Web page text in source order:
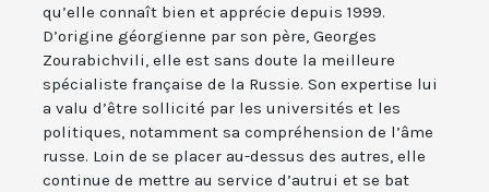
qu’elle connaît bien et apprécie depuis 1999.
D’origine géorgienne par son père, Georges
Zourabichvili, elle est sans doute la meilleure
spécialiste française de la Russie. Son expertise lui
a valu d’être sollicité par les universités et les
politiques, notamment sa compréhension de l’âme
russe. Loin de se placer au-dessus des autres, elle
continue de mettre au service d’autrui et se bat